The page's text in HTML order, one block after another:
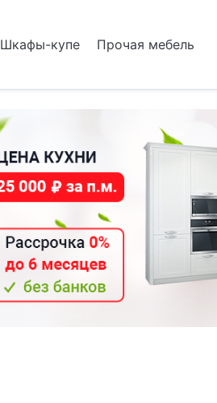
Шкафы-купе Прочая мебель